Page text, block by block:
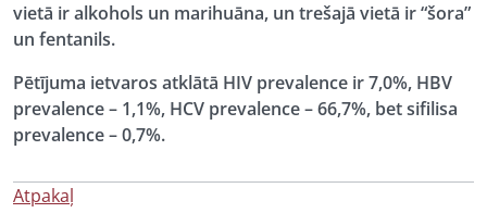
vietā ir alkohols un marihuāna, un trešajā vietā ir “šora”
un fentanils.
Pētījuma ietvaros atklātā HIV prevalence ir 7,0%, HBV
prevalence – 1,1%, HCV prevalence – 66,7%, bet sifilisa
prevalence – 0,7%.
Atpakaļ